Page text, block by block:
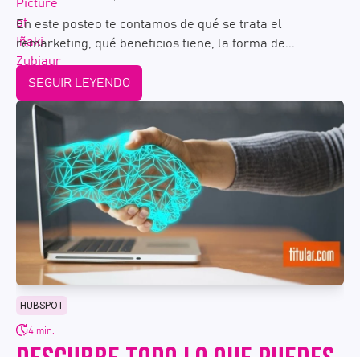
En este posteo te contamos de qué se trata el
remarketing, qué beneficios tiene, la forma de...
SEGUIR LEYENDO
HUBSPOT
4 min.